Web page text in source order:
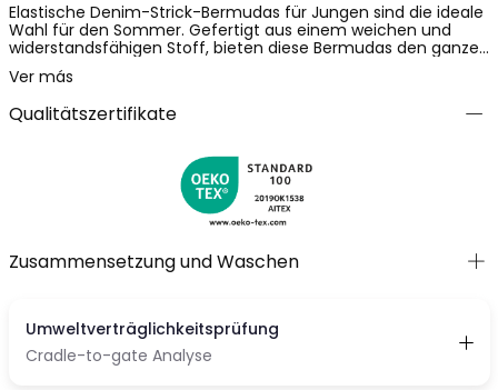
Elastische Denim-Strick-Bermudas für Jungen sind die ideale
Wahl für den Sommer. Gefertigt aus einem weichen und
widerstandsfähigen Stoff, bieten diese Bermudas den ganzen
Tag über Komfort. Ihr klassisches Design in der Farbe Dirty
wird durch einen elastischen Bund und ein verstellbares
Zugband ergänzt, was die Nutzung erleichtert und sich an
verschiedene Größen anpasst. Sie sind in Größen von 12
Altersgruppe geeignet macht. Perfekt kombiniert mit lässigen
T-Shirts, sind sie eine vielseitige und praktische Option für
Ver más
Qualitätszertifikate
Zusammensetzung und Waschen